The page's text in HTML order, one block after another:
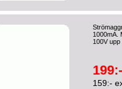
1000mA.
100V upp
199:-
159:-